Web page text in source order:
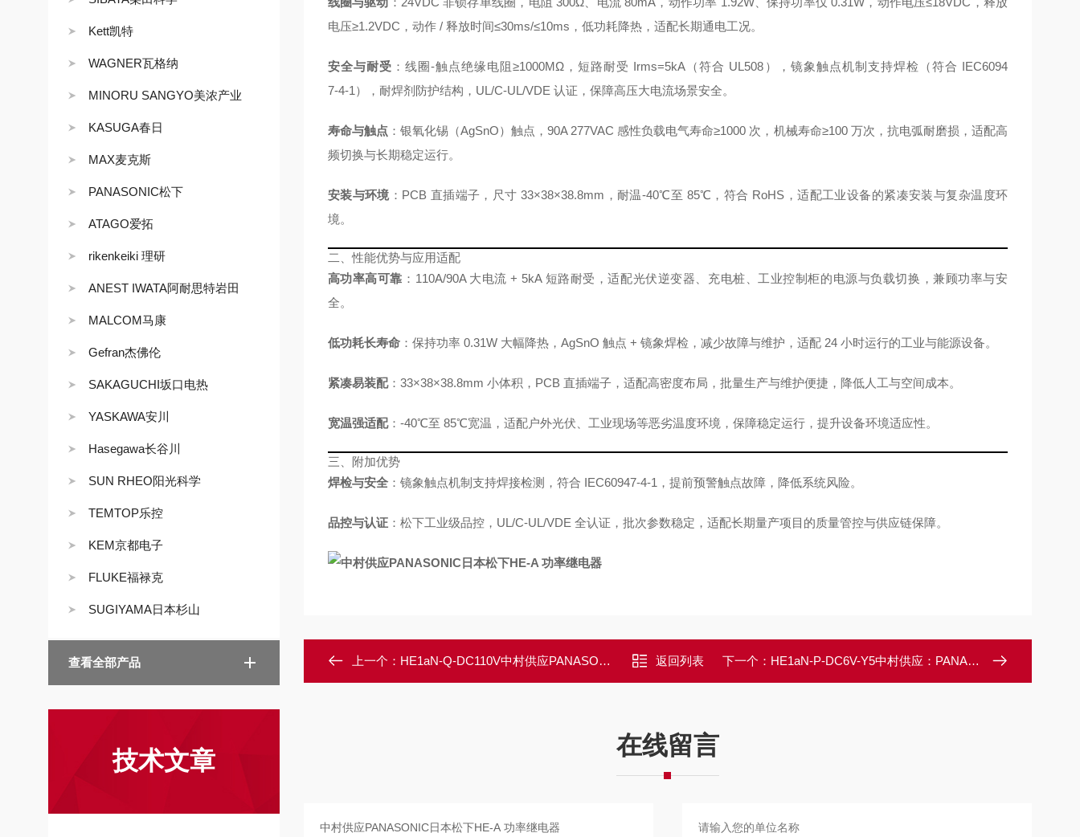
Kett凯特
WAGNER瓦格纳
MINORU SANGYO美浓产业
KASUGA春日
MAX麦克斯
PANASONIC松下
ATAGO爱拓
rikenkeiki 理研
ANEST IWATA阿耐思特岩田
MALCOM马康
Gefran杰佛伦
SAKAGUCHI坂口电热
YASKAWA安川
Hasegawa长谷川
SUN RHEO阳光科学
TEMTOP乐控
KEM京都电子
FLUKE福禄克
SUGIYAMA日本杉山
查看全部产品
技术文章
电压≥1.2VDC，动作 / 释放时间≤30ms/≤10ms，低功耗降热，适配长期通电工况。
安全与耐受 ：线圈‑触点绝缘电阻≥1000MΩ，短路耐受 Irms=5kA（符合 UL508），镜象触点机制支持焊检（符合 IEC6094
7‑4‑1），耐焊剂防护结构，UL/C‑UL/VDE 认证，保障高压大电流场景安全。
寿命与触点 ：银氧化锡（AgSnO）触点，90A 277VAC 感性负载电气寿命≥1000 次，机械寿命≥100 万次，抗电弧耐磨损，适配高
频切换与长期稳定运行。
安装与环境：PCB 直插端子，尺寸 33×38×38.8mm，耐温‑40℃至 85℃，符合 RoHS，适配工业设备的紧凑安装与复杂温度环
境。
二、性能优势与应用适配
高功率高可靠 ：110A/90A 大电流 + 5kA 短路耐受，适配光伏逆变器、充电桩、工业控制柜的电源与负载切换，兼顾功率与安
全。
低功耗长寿命：保持功率 0.31W 大幅降热，AgSnO 触点 + 镜象焊检，减少故障与维护，适配 24 小时运行的工业与能源设备。
紧凑易装配：33×38×38.8mm 小体积，PCB 直插端子，适配高密度布局，批量生产与维护便捷，降低人工与空间成本。
宽温强适配：‑40℃至 85℃宽温，适配户外光伏、工业现场等恶劣温度环境，保障稳定运行，提升设备环境适应性。
三、附加优势
焊检与安全：镜象触点机制支持焊接检测，符合 IEC60947‑4‑1，提前预警触点故障，降低系统风险。
品控与认证：松下工业级品控，UL/C‑UL/VDE 全认证，批次参数稳定，适配长期量产项目的质量管控与供应链保障。
上一个： HE1aN-Q-DC110V中村供应PANASONIC日本松下高爆功率继电器 返回列表 下一个： HE1aN-P-DC6V-Y5中村供应：PANASONIC松下高爆继电器 PV 型
在线留言